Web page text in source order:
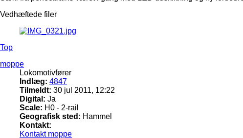
Vedhæftede filer
Top
moppe
Lokomotivfører
Indlæg: 4847
Tilmeldt: 30 jul 2011, 12:22
Digital: Ja
Scale: H0 - 2-rail
Geografisk sted: Hammel
Kontakt:
Kontakt moppe